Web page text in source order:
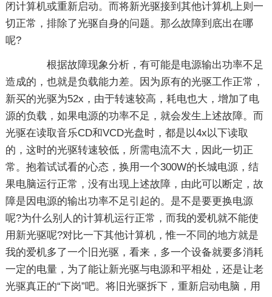
闭计算机或重新启动。而将新光驱接到其他计算机上则一
切正常，排除了光驱自身的问题。那么故障到底出在哪
呢?
根据故障现象分析，有可能是电源输出功率不足
造成的，也就是负载能力差。因为原有的光驱工作正常，
新买的光驱为52x，由于转速较高，耗电也大，增加了电
源的负载，如果电源的功率不足，就会发生上述故障。而
光驱在读取音乐CD和VCD光盘时，都是以4x以下读取
的，这时的光驱转速较低，所需电流不大，因此一切正
常。抱着试试看的心态，换用一个300W的长城电源，结
果电脑运行正常，没有出现上述故障，由此可以断定，故
障是因电源的输出功率不足引起的。是不是要更换电源
呢?为什么别人的计算机运行正常，而我的爱机就不能使
用新光驱呢?对比一下其他计算机，惟一不同的地方就是
我的爱机多了一个旧光驱，看来，多一个设备就要多消耗
一定的电量，为了能让新光驱与电源和平相处，还是让老
光驱真正的“下岗”吧。将旧光驱拆下，重新启动电脑，用